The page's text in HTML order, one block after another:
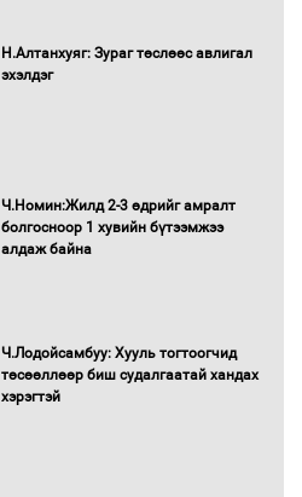
орчныг бүрдүүллээ
Н.Алтанхуяг: Зураг төслөөс авлигал
эхэлдэг
Ч.Номин:Жилд 2-3 өдрийг амралт
болгосноор 1 хувийн бүтээмжээ
алдаж байна
Ч.Лодойсамбуу: Хууль тогтоогчид
төсөөллөөр биш судалгаатай хандах
хэрэгтэй